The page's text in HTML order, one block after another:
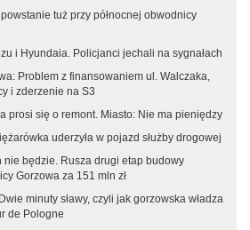
tuż przy północnej obwodnicy
i Hyundaia. Policjanci jechali na sygnałach
Problem z finansowaniem ul. Walczaka,
i zderzenie na S3
prosi się o remont. Miasto: Nie ma pieniędzy
uderzyła w pojazd służby drogowej
nie będzie. Rusza drugi etap budowy
Gorzowa za 151 mln zł
minuty sławy, czyli jak gorzowska władza
de Pologne